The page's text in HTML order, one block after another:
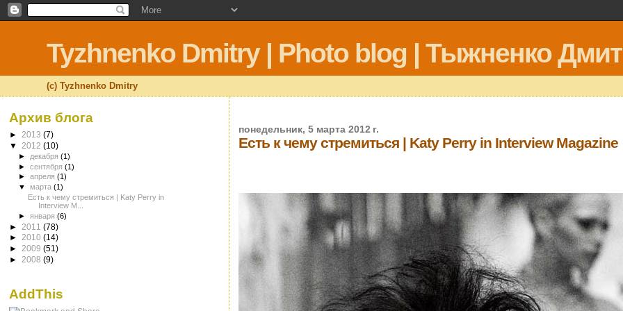
Tyzhnenko Dmitry | Photo blog | Тыжненко
(c) Tyzhnenko Dmitry
понедельник, 5 марта 2012 г.
Есть к чему стремиться | Katy Perry in Interview Magazine
Архив блога
► 2013 (7)
▼ 2012 (10)
► декабря(1)
►сентября(1)
►апреля(1)
▼марта(1)
Есть к чему стремиться | Katy Perry in
Interview M...
►января(6)
► 2011 (78)
► 2010 (14)
► 2009 (51)
► 2008 (9)
AddThis